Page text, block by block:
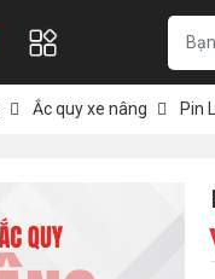
Ắc quy xe nâng Pin